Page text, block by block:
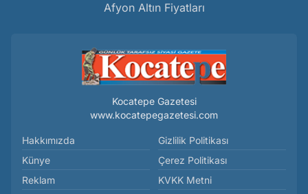
Afyon Altın Fiyatları
Kocatepe Gazetesi
www.kocatepegazetesi.com
Hakkımızda
Künye
Reklam
Gizlilik Politikası
Çerez Politikası
KVKK Metni